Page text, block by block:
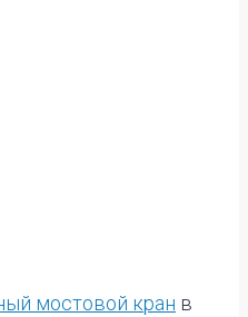
мостовой кран в